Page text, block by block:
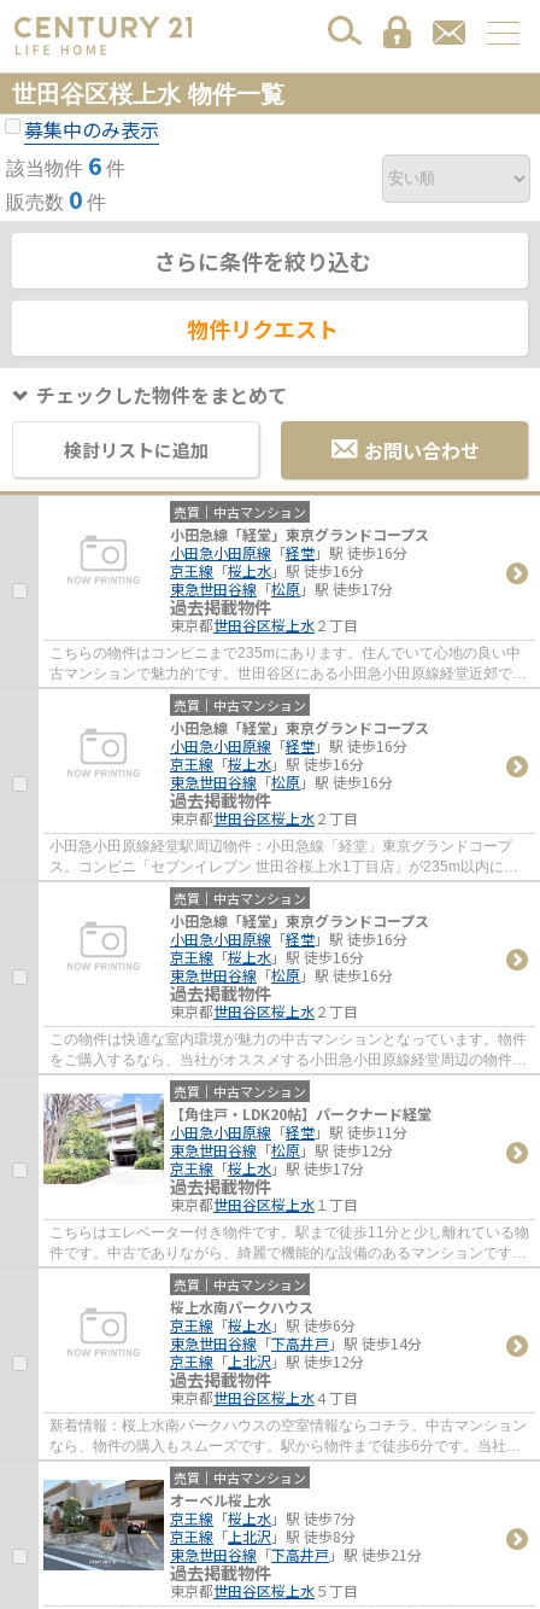
世田谷区桜上水 物件一覧
募集中のみ表示
該当物件 6 件
販売数 0 件
さらに条件を絞り込む
物件リクエスト
チェックした物件をまとめて
検討リストに追加 お問い合わせ
売買｜中古マンション
小田急線「経堂」東京グランドコープス
小田急小田原線 「経堂」駅 徒歩16分
京王線 「桜上水」駅 徒歩16分
東急世田谷線 「松原」駅 徒歩17分
過去掲載物件
東京都世田谷区桜上水２丁目
こちらの物件はコンビニまで235mにあります。住んでいて心地の良い中
古マンションで魅力的です。世田谷区にある小田急小田原線経堂近郊で物
件探しをするなら、地域に詳しい当社がサポ...
売買｜中古マンション
小田急線「経堂」東京グランドコープス
小田急小田原線 「経堂」駅 徒歩16分
京王線 「桜上水」駅 徒歩16分
東急世田谷線 「松原」駅 徒歩16分
過去掲載物件
東京都世田谷区桜上水２丁目
小田急小田原線経堂駅周辺物件：小田急線「経堂」東京グランドコープ
ス。コンビニ「セブンイレブン 世田谷桜上水1丁目店」が235m以内にあ
る物件です。マンションにどんな人が住んでい...
売買｜中古マンション
小田急線「経堂」東京グランドコープス
小田急小田原線 「経堂」駅 徒歩16分
京王線 「桜上水」駅 徒歩16分
東急世田谷線 「松原」駅 徒歩16分
過去掲載物件
東京都世田谷区桜上水２丁目
この物件は快適な室内環境が魅力の中古マンションとなっています。物件
をご購入するなら、当社がオススメする小田急小田原線経堂周辺の物件は
いかがでしょうか。交通の利便性に優れて...
売買｜中古マンション
【角住戸・LDK20帖】パークナード経堂
小田急小田原線 「経堂」駅 徒歩11分
東急世田谷線 「松原」駅 徒歩12分
京王線 「桜上水」駅 徒歩17分
過去掲載物件
東京都世田谷区桜上水１丁目
こちらはエレベーター付き物件です。駅まで徒歩11分と少し離れている物
件です。中古でありながら、綺麗で機能的な設備のあるマンションです。
不動産のことでお悩みなら、先ずは当社を...
売買｜中古マンション
桜上水南パークハウス
京王線 「桜上水」駅 徒歩6分
東急世田谷線 「下高井戸」駅 徒歩14分
京王線 「 上北沢 」駅 徒歩12分
過去掲載物件
東京都世田谷区桜上水４丁目
新着情報：桜上水南パークハウスの空室情報ならコチラ。中古マンション
なら、物件の購入もスムーズです。駅から物件まで徒歩6分です。当社は
京王線桜上水近辺の物件情報を豊富に取り扱...
売買｜中古マンション
オーベル桜上水
京王線 「桜上水」駅 徒歩7分
京王線 「 上北沢 」駅 徒歩8分
東急世田谷線 「下高井戸」駅 徒歩21分
過去掲載物件
東京都世田谷区桜上水５丁目